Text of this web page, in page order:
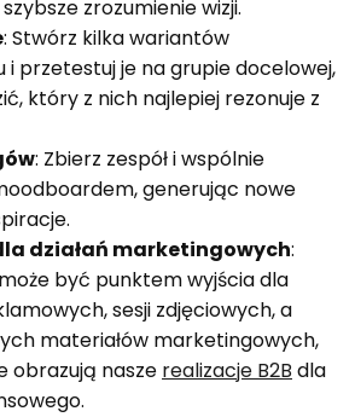
zrozumienie wizji.
: Stwórz kilka wariantów
i przetestuj je na grupie docelowej,
który z nich najlepiej rezonuje z
: Zbierz zespół i wspólnie
generując nowe
działań marketingowych:
być punktem wyjścia dla
sesji zdjęciowych, a
materiałów marketingowych,
obrazują nasze realizacje B2B dla